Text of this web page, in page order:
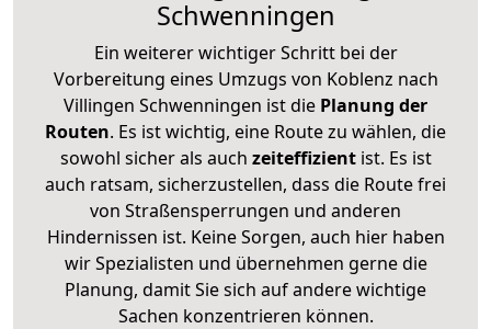
Schwenningen
Ein weiterer wichtiger Schritt bei der
Vorbereitung eines Umzugs von Koblenz nach
Villingen Schwenningen ist die Planung der
Routen. Es ist wichtig, eine Route zu wählen, die
sowohl sicher als auch zeiteffizientist. Es ist
auch ratsam, sicherzustellen, dass die Route frei
von Straßensperrungen und anderen
Hindernissen ist. Keine Sorgen, auch hier haben
wir Spezialisten und übernehmen gerne die
Planung, damit Sie sich auf andere wichtige
Sachen konzentrieren können.